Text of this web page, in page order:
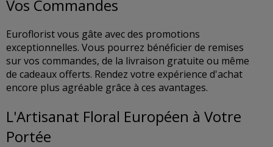
Vos Commandes
Euroflorist vous gâte avec des promotions
exceptionnelles. Vous pourrez bénéficier de remises
sur vos commandes, de la livraison gratuite ou même
de cadeaux offerts. Rendez votre expérience d'achat
encore plus agréable grâce à ces avantages.
L'Artisanat Floral Européen à Votre
Portée